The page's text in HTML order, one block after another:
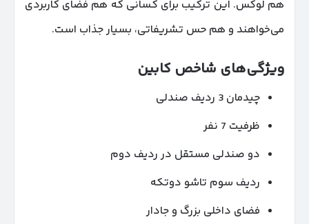
هم لوکس. این ترکیب برای کسانی که هم فضای کاربردی
می‌خواهند و هم حس تشریفاتی، بسیار جذاب است.
ویژگی‌های شاخص کابین
چیدمان 3 ردیف صندلی
ظرفیت 7 نفر
دو صندلی مستقل در ردیف دوم
ردیف سوم تاشو دوتکه
فضای داخلی بزرگ و جادار